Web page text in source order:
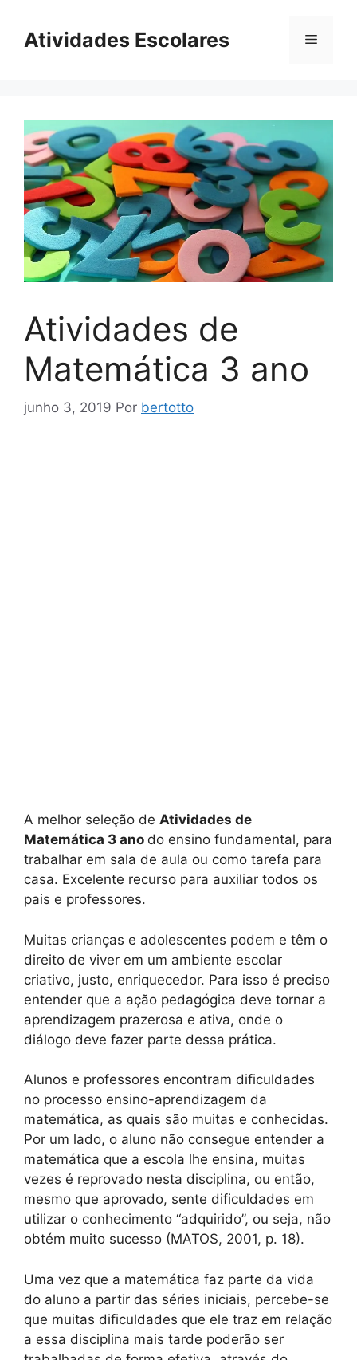
Atividades Escolares Menu
Atividades de
Matemática 3 ano
junho 3, 2019 Por bertotto
A melhor seleção de Atividades de
Matemática 3 ano do ensino fundamental, para
trabalhar em sala de aula ou como tarefa para
casa. Excelente recurso para auxiliar todos os
pais e professores.
Muitas crianças e adolescentes podem e têm o
direito de viver em um ambiente escolar
criativo, justo, enriquecedor. Para isso é preciso
entender que a ação pedagógica deve tornar a
aprendizagem prazerosa e ativa, onde o
diálogo deve fazer parte dessa prática.
Alunos e professores encontram dificuldades
no processo ensino-aprendizagem da
matemática, as quais são muitas e conhecidas.
Por um lado, o aluno não consegue entender a
matemática que a escola lhe ensina, muitas
vezes é reprovado nesta disciplina, ou então,
mesmo que aprovado, sente dificuldades em
utilizar o conhecimento “adquirido”, ou seja, não
obtém muito sucesso (MATOS, 2001, p. 18).
Uma vez que a matemática faz parte da vida
do aluno a partir das séries iniciais, percebe-se
que muitas dificuldades que ele traz em relação
a essa disciplina mais tarde poderão ser